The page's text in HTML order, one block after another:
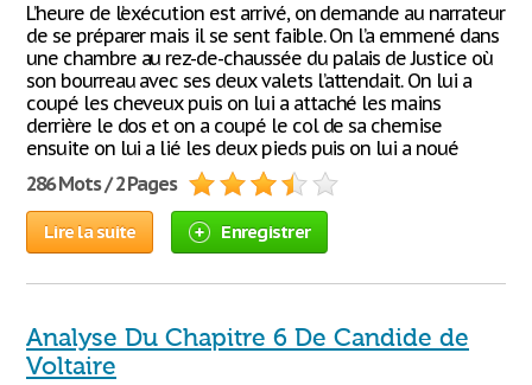
L’heure de l’exécution est arrivé, on demande au narrateur
de se préparer mais il se sent faible. On l’a emmené dans
une chambre au rez-de-chaussée du palais de Justice où
son bourreau avec ses deux valets l’attendait. On lui a
coupé les cheveux puis on lui a attaché les mains
derrière le dos et on a coupé le col de sa chemise
ensuite on lui a lié les deux pieds puis on lui a noué
286 Mots / 2 Pages
Lire la suite Enregistrer
Analyse Du Chapitre 6 De Candide de
Voltaire